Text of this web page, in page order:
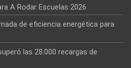
A Rodar Escuelas 2026
de eficiencia energética para
las 28.000 recargas de